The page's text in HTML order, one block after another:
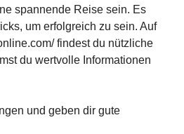
spannende Reise sein. Es
um erfolgreich zu sein. Auf
findest du nützliche
du wertvolle Informationen
und geben dir gute